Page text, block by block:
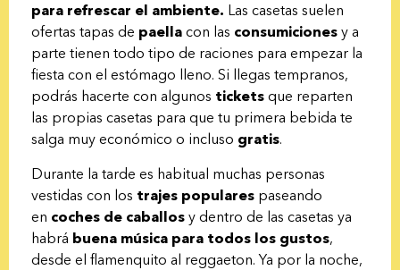
para refrescar el ambiente. Las casetas suelen
ofertas tapas de paella con las consumiciones y a
parte tienen todo tipo de raciones para empezar la
fiesta con el estómago lleno. Si llegas tempranos,
podrás hacerte con algunos tickets que reparten
las propias casetas para que tu primera bebida te
salga muy económico o incluso gratis.
Durante la tarde es habitual muchas personas
vestidas con los trajes populares paseando
en coches de caballos y dentro de las casetas ya
habrá buena música para todos los gustos,
desde el flamenquito al reggaeton. Ya por la noche,